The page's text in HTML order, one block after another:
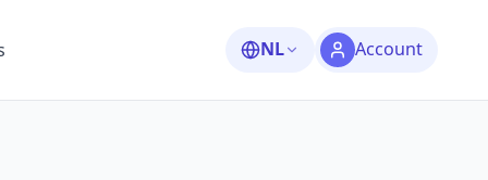
NL Account